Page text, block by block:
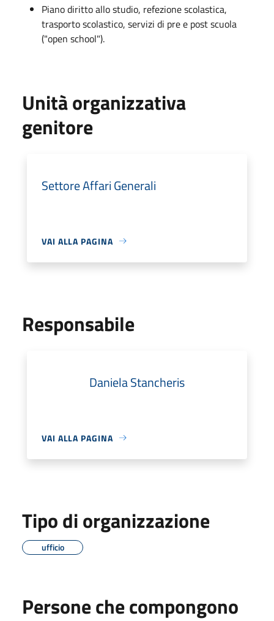
Piano diritto allo studio, refezione scolastica,
trasporto scolastico, servizi di pre e post scuola
("open school").
Unità organizzativa
genitore
Settore Affari Generali
VAI ALLA PAGINA
Responsabile
Daniela Stancheris
VAI ALLA PAGINA
Tipo di organizzazione
ufficio
Persone che compongono